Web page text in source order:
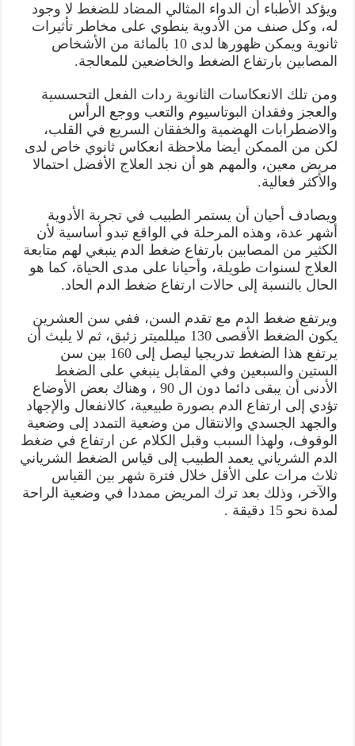
ويؤكد الأطباء أن الدواء المثالي المضاد للضغط لا وجود
له، وكل صنف من الأدوية ينطوي على مخاطر تأثيرات
ثانوية ويمكن ظهورها لدى 10 بالمائة من الأشخاص
المصابين بارتفاع الضغط والخاضعين للمعالجة.
ومن تلك الانعكاسات الثانوية ردات الفعل التحسسية
والعجز وفقدان البوتاسيوم والتعب ووجع الرأس
والاضطرابات الهضمية والخفقان السريع في القلب،
لكن من الممكن أيضا ملاحظة انعكاس ثانوي خاص لدى
مريض معين، والمهم هو أن نجد العلاج الأفضل احتمالا
والأكثر فعالية.
ويصادف أحيان أن يستمر الطبيب في تجربة الأدوية
أشهر عدة، وهذه المرحلة في الواقع تبدو أساسية لأن
الكثير من المصابين بارتفاع ضغط الدم ينبغي لهم متابعة
العلاج لسنوات طويلة، وأحيانا على مدى الحياة، كما هو
الحال بالنسبة إلى حالات ارتفاع ضغط الدم الحاد.
ويرتفع ضغط الدم مع تقدم السن، ففي سن العشرين
يكون الضغط الأقصى 130 ميللميتر زئبق، ثم لا يلبث أن
يرتفع هذا الضغط تدريجيا ليصل إلى 160 بين سن
الستين والسبعين وفي المقابل ينبغي على الضغط
الأدنى أن يبقى دائما دون ال 90 ، وهناك بعض الأوضاع
تؤدي إلى ارتفاع الدم بصورة طبيعية، كالانفعال والإجهاد
والجهد الجسدي والانتقال من وضعية التمدد إلى وضعية
الوقوف، ولهذا السبب وقبل الكلام عن ارتفاع في ضغط
الدم الشرياني يعمد الطبيب إلى قياس الضغط الشرياني
ثلاث مرات على الأقل خلال فترة شهر بين القياس
والآخر، وذلك بعد ترك المريض ممددا في وضعية الراحة
لمدة نحو 15 دقيقة .